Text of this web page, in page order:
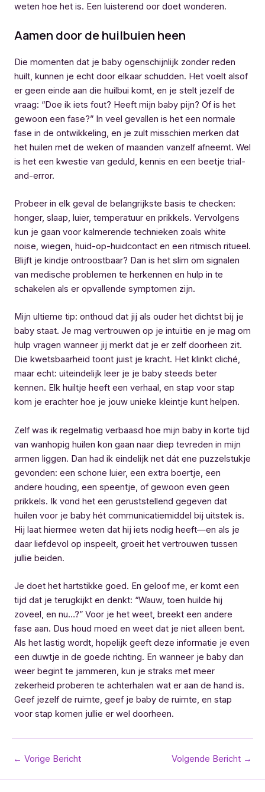
weten hoe het is. Een luisterend oor doet wonderen.
Aamen door de huilbuien heen
Die momenten dat je baby ogenschijnlijk zonder reden
huilt, kunnen je echt door elkaar schudden. Het voelt alsof
er geen einde aan die huilbui komt, en je stelt jezelf de
vraag: “Doe ik iets fout? Heeft mijn baby pijn? Of is het
gewoon een fase?” In veel gevallen is het een normale
fase in de ontwikkeling, en je zult misschien merken dat
het huilen met de weken of maanden vanzelf afneemt. Wel
is het een kwestie van geduld, kennis en een beetje trial-
and-error.
Probeer in elk geval de belangrijkste basis te checken:
honger, slaap, luier, temperatuur en prikkels. Vervolgens
kun je gaan voor kalmerende technieken zoals white
noise, wiegen, huid-op-huidcontact en een ritmisch ritueel.
Blijft je kindje ontroostbaar? Dan is het slim om signalen
van medische problemen te herkennen en hulp in te
schakelen als er opvallende symptomen zijn.
Mijn ultieme tip: onthoud dat jij als ouder het dichtst bij je
baby staat. Je mag vertrouwen op je intuïtie en je mag om
hulp vragen wanneer jij merkt dat je er zelf doorheen zit.
Die kwetsbaarheid toont juist je kracht. Het klinkt cliché,
maar echt: uiteindelijk leer je je baby steeds beter
kennen. Elk huiltje heeft een verhaal, en stap voor stap
kom je erachter hoe je jouw unieke kleintje kunt helpen.
Zelf was ik regelmatig verbaasd hoe mijn baby in korte tijd
van wanhopig huilen kon gaan naar diep tevreden in mijn
armen liggen. Dan had ik eindelijk net dát ene puzzelstukje
gevonden: een schone luier, een extra boertje, een
andere houding, een speentje, of gewoon even geen
prikkels. Ik vond het een geruststellend gegeven dat
huilen voor je baby hét communicatiemiddel bij uitstek is.
Hij laat hiermee weten dat hij iets nodig heeft—en als je
daar liefdevol op inspeelt, groeit het vertrouwen tussen
jullie beiden.
Je doet het hartstikke goed. En geloof me, er komt een
tijd dat je terugkijkt en denkt: “Wauw, toen huilde hij
zoveel, en nu…?” Voor je het weet, breekt een andere
fase aan. Dus houd moed en weet dat je niet alleen bent.
Als het lastig wordt, hopelijk geeft deze informatie je even
een duwtje in de goede richting. En wanneer je baby dan
weer begint te jammeren, kun je straks met meer
zekerheid proberen te achterhalen wat er aan de hand is.
Geef jezelf de ruimte, geef je baby de ruimte, en stap
voor stap komen jullie er wel doorheen.
Bericht
← Vorige Bericht Volgende Bericht →